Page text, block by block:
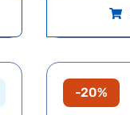
-20%